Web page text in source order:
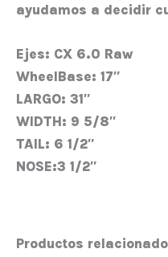
ayudamos a decidir
Ejes: CX 6.0 Raw
WheelBase: 17″
LARGO: 31″
WIDTH: 9 5/8″
TAIL: 6 1/2″
NOSE:3 1/2″
Productos